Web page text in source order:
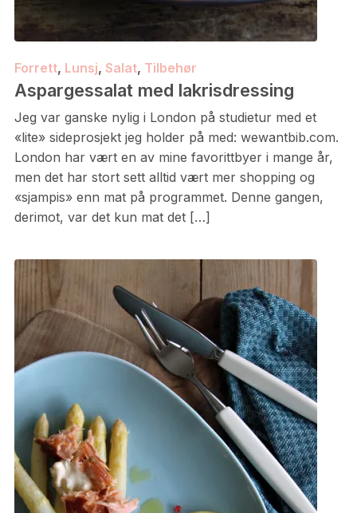
Forrett, Lunsj, Salat, Tilbehør
Aspargessalat med lakrisdressing
Jeg var ganske nylig i London på studietur med et
«lite» sideprosjekt jeg holder på med: wewantbib.com.
London har vært en av mine favorittbyer i mange år,
men det har stort sett alltid vært mer shopping og
«sjampis» enn mat på programmet. Denne gangen,
derimot, var det kun mat det […]